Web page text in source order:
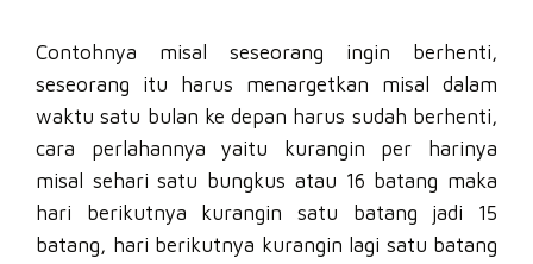
Contohnya misal seseorang ingin berhenti,
seseorang itu harus menargetkan misal dalam
waktu satu bulan ke depan harus sudah berhenti,
cara perlahannya yaitu kurangin per harinya
misal sehari satu bungkus atau 16 batang maka
hari berikutnya kurangin satu batang jadi 15
batang, hari berikutnya kurangin lagi satu batang